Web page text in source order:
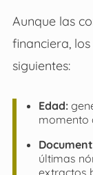
Aunque las
financiera,
siguientes:
Edad:
momento
últimas